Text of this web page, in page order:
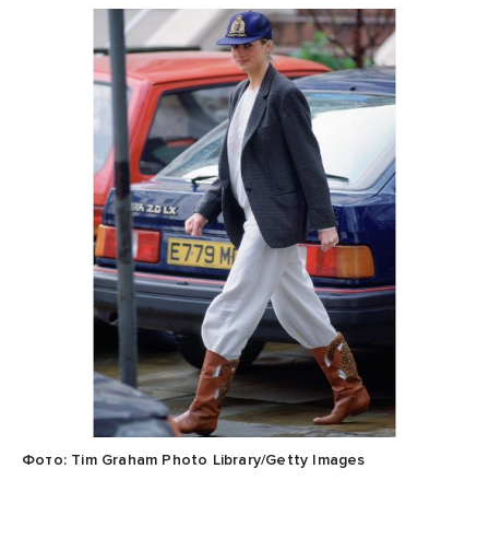
Фото: Tim Graham Photo Library/Getty Images